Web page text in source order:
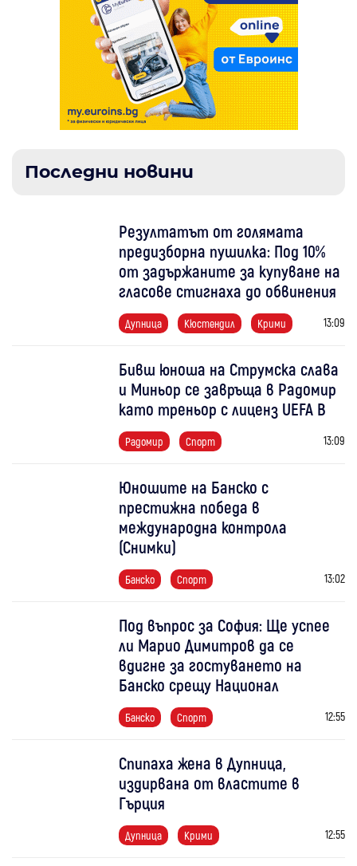
Последни новини
Резултатът от голямата
предизборна пушилка: Под 10%
от задържаните за купуване на
гласове стигнаха до обвинения
Дупница Кюстендил Крими 13:09
Бивш юноша на Струмска слава
и Миньор се завръща в Радомир
като треньор с лиценз UEFA B
Радомир Спорт 13:09
Юношите на Банско с
престижна победа в
международна контрола
(Снимки)
Банско Спорт 13:02
Под въпрос за София: Ще успее
ли Марио Димитров да се
вдигне за гостуването на
Банско срещу Национал
Банско Спорт 12:55
Спипаха жена в Дупница,
издирвана от властите в
Гърция
Дупница Крими 12:55